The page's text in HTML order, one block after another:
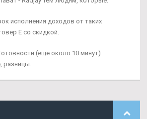
исполнения доходов от таких
Е со скидкой.
(еще около 10 минут)
разницы.